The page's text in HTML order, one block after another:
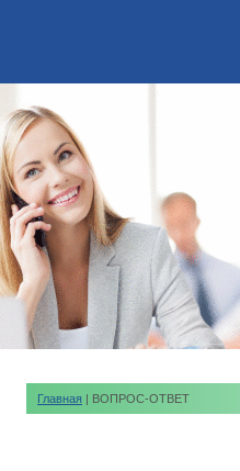
Главная | ВОПРОС-ОТВЕТ